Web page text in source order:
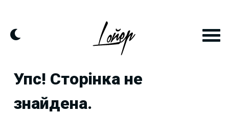
content
Упс! Сторінка не
знайдена.